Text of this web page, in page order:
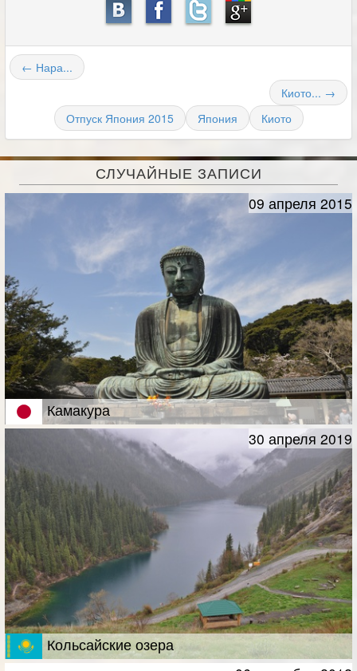
← Нара...
Киото... →
Отпуск Япония 2015
Япония Киото
СЛУЧАЙНЫЕ ЗАПИСИ
Камакура
09 апреля 2015
Кольсайские озера
30 апреля 2019